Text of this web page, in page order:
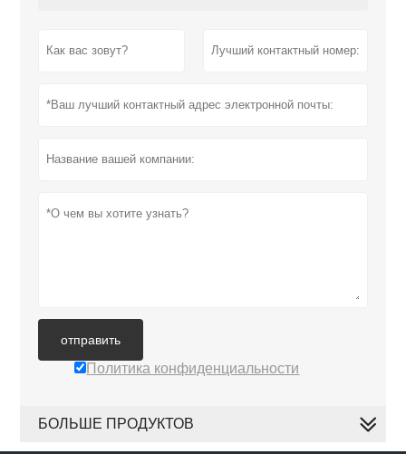
отправить
Политика конфиденциальности
БОЛЬШЕ ПРОДУКТОВ